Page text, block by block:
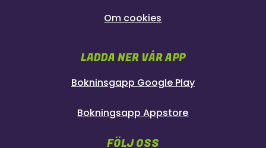
Om cookies
LADDA NER VÅR APP
Bokninsgapp Google Play
Bokningsapp Appstore
FÖLJ OSS